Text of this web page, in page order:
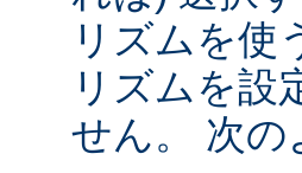
リズムを使
リズムを設
せん。 次の